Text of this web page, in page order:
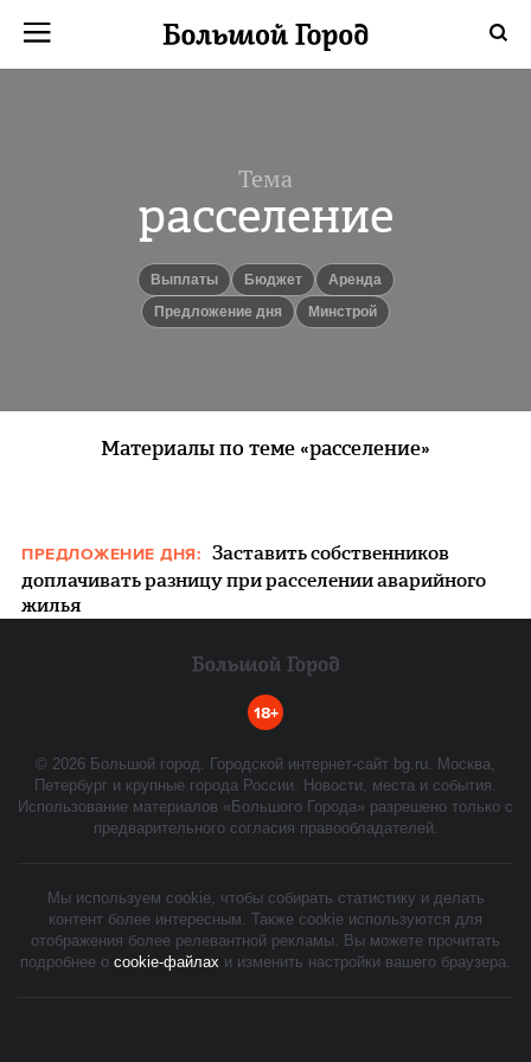
Тема
расселение
Выплаты Бюджет
аренда
Предложение дня
Минстрой
Материалы по теме «расселение»
ПРЕДЛОЖЕНИЕ ДНЯ: Заставить собственников
доплачивать разницу при расселении аварийного
жилья
18+
© 2026 Большой город. Городской интернет-сайт bg.ru. Москва,
Петербург и крупные города России. Новости, места и события.
Использование материалов «Большого Города» разрешено только с
предварительного согласия правообладателей.
Мы используем cookie, чтобы собирать статистику и делать
контент более интересным. Также cookie используются для
отображения более релевантной рекламы. Вы можете прочитать
подробнее о cookie-файлах и изменить настройки вашего браузера.